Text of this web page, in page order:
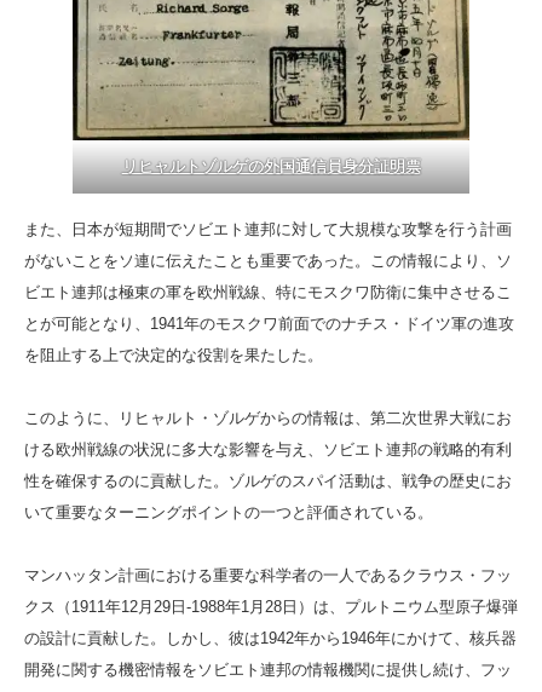
リヒャルトゾルゲの外国通信員身分証明票
また、日本が短期間でソビエト連邦に対して大規模な攻撃を行う計画
がないことをソ連に伝えたことも重要であった。この情報により、ソ
ビエト連邦は極東の軍を欧州戦線、特にモスクワ防衛に集中させるこ
とが可能となり、1941年のモスクワ前面でのナチス・ドイツ軍の進攻
を阻止する上で決定的な役割を果たした。
このように、リヒャルト・ゾルゲからの情報は、第二次世界大戦にお
ける欧州戦線の状況に多大な影響を与え、ソビエト連邦の戦略的有利
性を確保するのに貢献した。ゾルゲのスパイ活動は、戦争の歴史にお
いて重要なターニングポイントの一つと評価されている。
マンハッタン計画における重要な科学者の一人であるクラウス・フッ
クス（1911年12月29日-1988年1月28日）は、プルトニウム型原子爆弾
の設計に貢献した。しかし、彼は1942年から1946年にかけて、核兵器
開発に関する機密情報をソビエト連邦の情報機関に提供し続け、フッ